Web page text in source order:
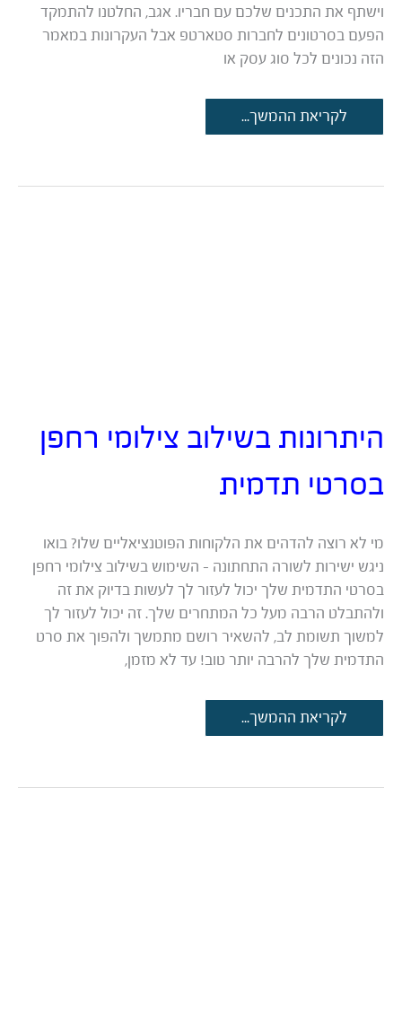
וישתף את התכנים שלכם עם חבריו. אגב, החלטנו להתמקד
הפעם בסרטונים לחברות סטארטפ אבל העקרונות במאמר
הזה נכונים לכל סוג עסק או
סרטון
תדמית
או
לקריאת ההמשך...
היתרונות בשילוב צילומי רחפן
בסרטי תדמית
מי לא רוצה להדהים את הלקוחות הפוטנציאליים שלו? בואו
ניגש ישירות לשורה התחתונה – השימוש בשילוב צילומי רחפן
בסרטי התדמית שלך יכול לעזור לך לעשות בדיוק את זה
ולהתבלט הרבה מעל כל המתחרים שלך. זה יכול לעזור לך
למשוך תשומת לב, להשאיר רושם מתמשך ולהפוך את סרט
התדמית שלך להרבה יותר טוב! עד לא מזמן,
היתרונות
בשילוב
בסרטי
לקריאת ההמשך...